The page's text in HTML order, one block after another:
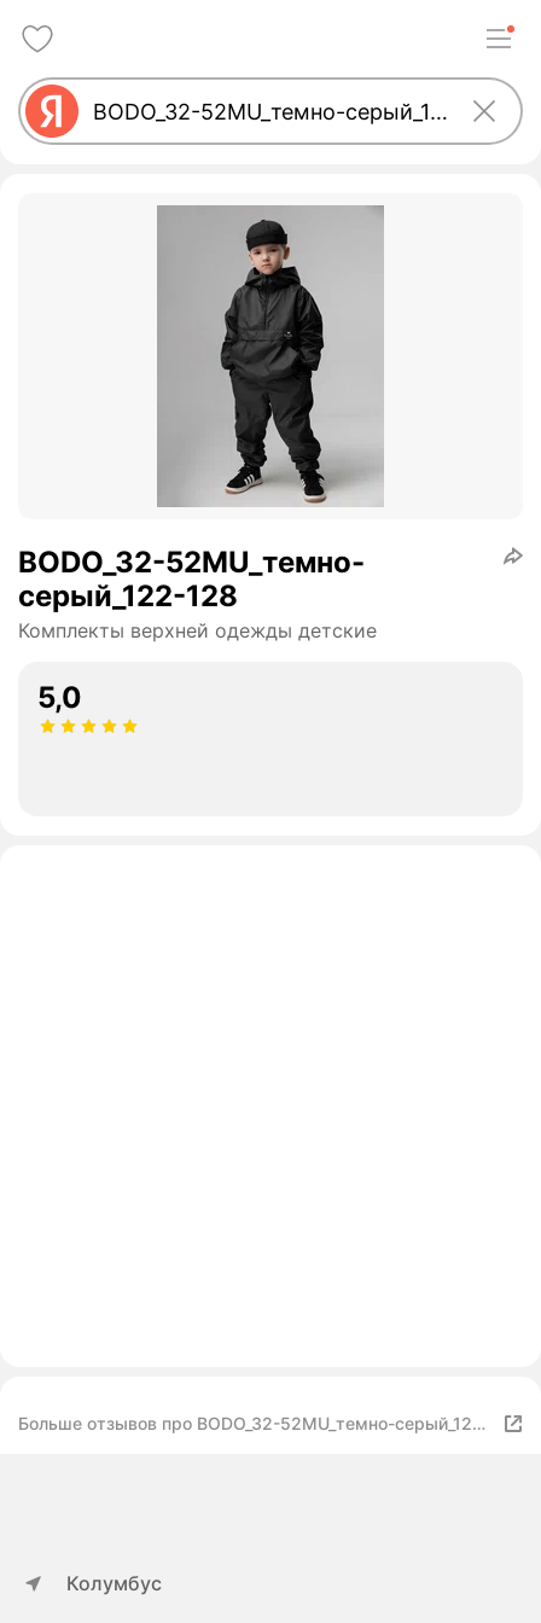
BODO_32-52МU_темно-
серый_122-128
Комплекты верхней одежды детские
5,0
Больше отзывов про BODO_32-52МU_темно-серый_122-
Колумбус